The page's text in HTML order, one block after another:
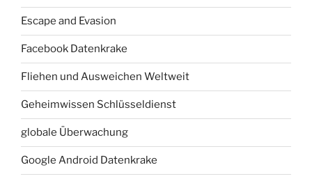
Escape and Evasion
Facebook Datenkrake
Fliehen und Ausweichen Weltweit
Geheimwissen Schlüsseldienst
globale Überwachung
Google Android Datenkrake